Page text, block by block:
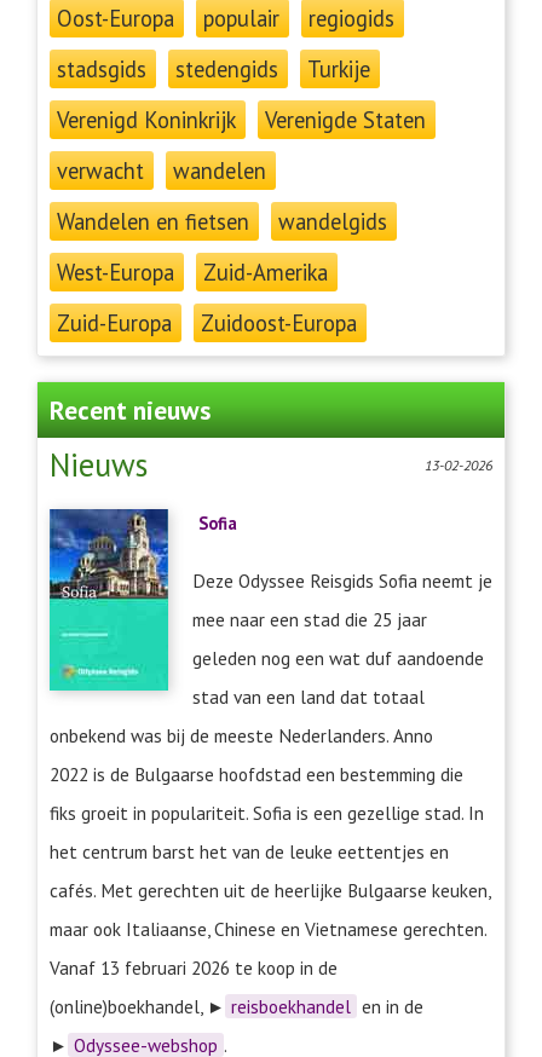
Oost-Europa
populair
regiogids
stadsgids
stedengids
Turkije
Verenigd Koninkrijk
Verenigde Staten
verwacht
wandelen
Wandelen en fietsen
wandelgids
West-Europa
Zuid-Amerika
Zuid-Europa
Zuidoost-Europa
Recent nieuws
13-02-2026
Nieuws
Sofia
Deze Odyssee Reisgids Sofia neemt je
mee naar een stad die 25 jaar
geleden nog een wat duf aandoende
stad van een land dat totaal
onbekend was bij de meeste Nederlanders. Anno
2022 is de Bulgaarse hoofdstad een bestemming die
fiks groeit in populariteit. Sofia is een gezellige stad. In
het centrum barst het van de leuke eettentjes en
cafés. Met gerechten uit de heerlijke Bulgaarse keuken,
maar ook Italiaanse, Chinese en Vietnamese gerechten.
Vanaf 13 februari 2026 te koop in de
(online)boekhandel, ► reisboekhandel en in de
► Odyssee-webshop .